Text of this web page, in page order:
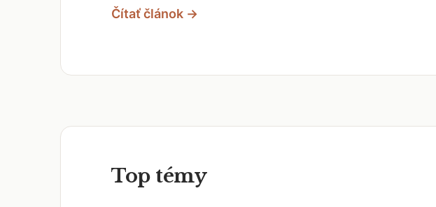
Čítať článok →
Top témy